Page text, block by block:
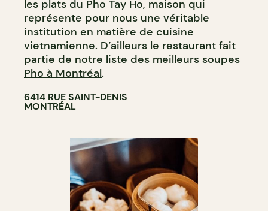
les plats du Pho Tay Ho, maison qui
représente pour nous une véritable
institution en matière de cuisine
vietnamienne. D’ailleurs le restaurant fait
partie de notre liste des meilleurs soupes
Pho à Montréal.
6414 RUE SAINT-DENIS
MONTRÉAL